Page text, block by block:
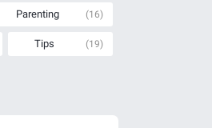
Parenting (16)
Tips (19)